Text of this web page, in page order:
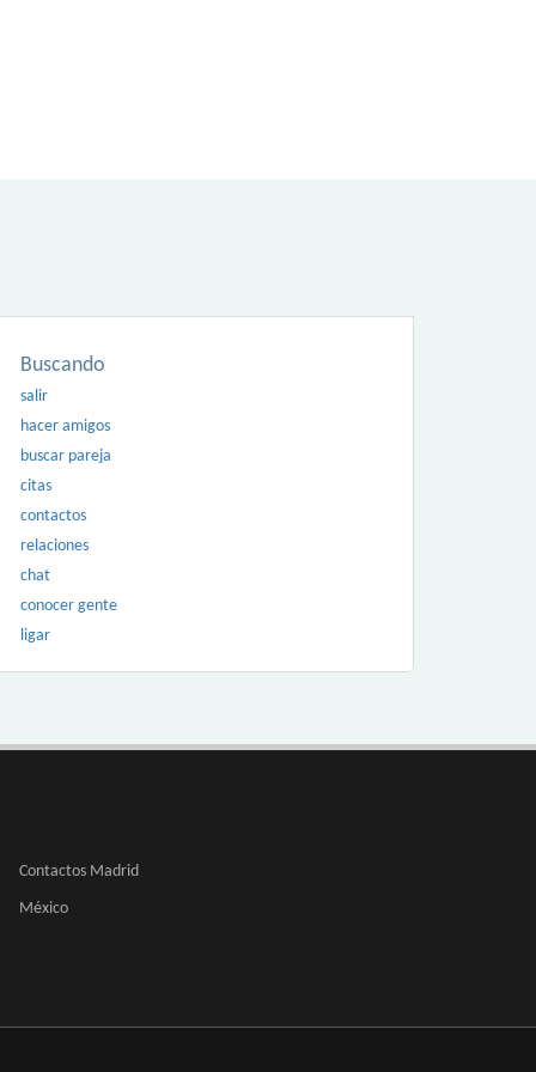
Buscando
salir
hacer amigos
buscar pareja
citas
contactos
relaciones
chat
conocer gente
ligar
Contactos Madrid
México